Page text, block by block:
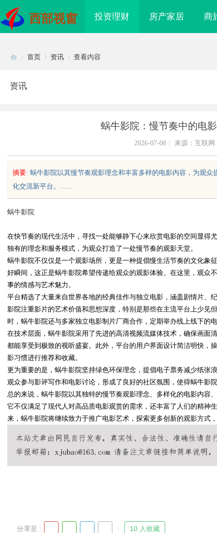
西部视窗 投资理财 房产家居 商
uz
!
首页 资讯 查看内容
资讯
蜗牛影院：慢节奏中的电
2026-07-08 来源：互联网
摘要: 蜗牛影院以其慢节奏观影理念和丰富多样的电影内容，为观
化交流新平台。......
蜗牛影院
在快节奏的现代生活中，寻找一处能够静下心来欣赏电影的空间显得
独有的理念和服务模式，为观众打造了一处慢节奏的观影天堂。
蜗牛影院不仅仅是一个观影场所，更是一种提倡慢生活节奏的文化象
好瞬间，这正是蜗牛影院希望传递给观众的观影体验。在这里，观众
事的情感与艺术魅力。
平台精选了大量来自世界各地的经典佳作与独立电影，涵盖剧情片、
影院注重影片的艺术价值和思想深度，特别是那些在主流平台上少见
时，蜗牛影院还与多家独立电影制片厂商合作，定期举办线上线下的
在技术层面，蜗牛影院采用了先进的高清视频流媒体技术，确保画面
都能享受到极致的视听盛宴。此外，平台的用户界面设计简洁明快，
影习惯进行推荐和收藏。
更为重要的是，蜗牛影院坚持绿色环保理念，提倡电子票务减少纸张
观众参与影评写作和电影讨论，形成了良好的社区氛围，使得蜗牛影
总的来说，蜗牛影院以其独特的慢节奏观影理念、多样化的电影内容
它不仅满足了现代人对高品质电影观赏的需求，还丰富了人们的精神
来，蜗牛影院将继续致力于推广电影艺术，探索更多创新的观影方式
分享至 : 10 人收藏
畸全科 & 数字化种
的眉眼唇，才是你整张脸的点睛
笔！淡颜系女生的气质加分项